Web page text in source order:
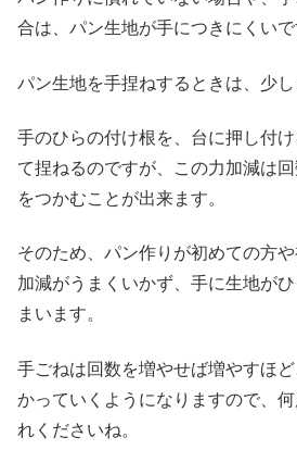
合は、パン生地が手につきにくいで
パン生地を手捏ねするときは、少し
手のひらの付け根を、台に押し付
て捏ねるのですが、この力加減は
をつかむことが出来ます。
そのため、パン作りが初めての方
加減がうまくいかず、手に生地が
まいます。
手ごねは回数を増やせば増やすほ
かっていくようになりますので、
れくださいね。